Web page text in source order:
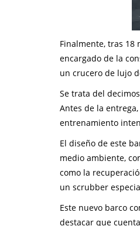
Finalmente, tras 18
encargado de la
un crucero de lujo
Se trata del
Antes de la
entrenamiento
El diseño de este
medio ambiente,
como la
un scrubber
Este nuevo barco
destacar que